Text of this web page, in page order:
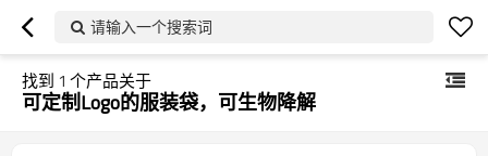
请输入一个搜索词
找到 1 个产品关于
可定制Logo的服装袋，可生物降解